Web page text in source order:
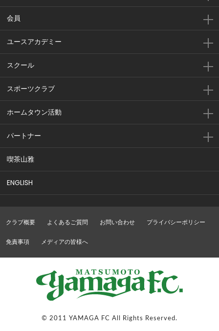
会員
ユースアカデミー
スクール
スポーツクラブ
ホームタウン活動
パートナー
喫茶山雅
ENGLISH
クラブ概要 よくあるご質問 お問い合わせ プライバシーポリシー
免責事項 メディアの皆様へ
© 2011 YAMAGA FC All Rights Reserved.